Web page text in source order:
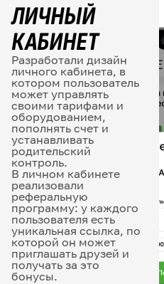
ЛИЧНЫЙ
КАБИНЕТ
Разработали дизайн
личного кабинета, в
котором пользователь
может управлять
своими тарифами и
оборудованием,
пополнять счет и
устанавливать
родительский
контроль.
В личном кабинете
реализовали
реферальную
программу: у каждого
пользователя есть
уникальная ссылка, по
которой он может
приглашать друзей и
получать за это
бонусы.